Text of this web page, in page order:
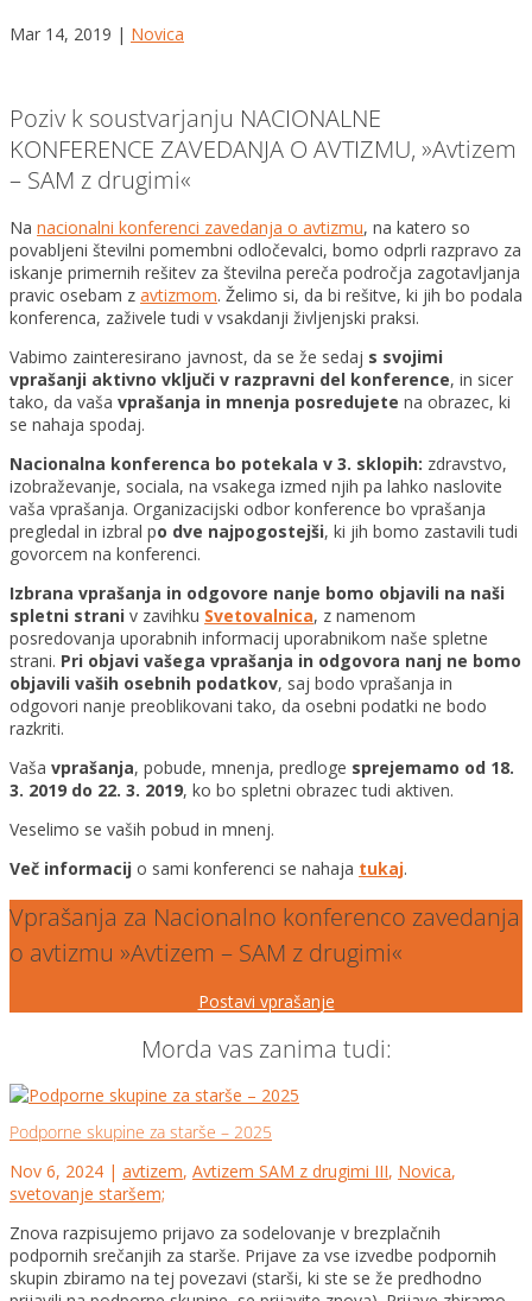
Mar 14, 2019 | Novica
Poziv k soustvarjanju NACIONALNE
KONFERENCE ZAVEDANJA O AVTIZMU, »Avtizem
– SAM z drugimi«
Na nacionalni konferenci zavedanja o avtizmu, na katero so
povabljeni številni pomembni odločevalci, bomo odprli razpravo za
iskanje primernih rešitev za številna pereča področja zagotavljanja
pravic osebam z avtizmom. Želimo si, da bi rešitve, ki jih bo podala
konferenca, zaživele tudi v vsakdanji življenjski praksi.
Vabimo zainteresirano javnost, da se že sedaj s svojimi
vprašanji aktivno vključi v razpravni del konference, in sicer
tako, da vaša vprašanja in mnenja posredujete na obrazec, ki
se nahaja spodaj.
Nacionalna konferenca bo potekala v 3. sklopih: zdravstvo,
izobraževanje, sociala, na vsakega izmed njih pa lahko naslovite
vaša vprašanja. Organizacijski odbor konference bo vprašanja
pregledal in izbral po dve najpogostejši, ki jih bomo zastavili tudi
govorcem na konferenci.
Izbrana vprašanja in odgovore nanje bomo objavili na naši
spletni strani v zavihku Svetovalnica, z namenom
posredovanja uporabnih informacij uporabnikom naše spletne
strani. Pri objavi vašega vprašanja in odgovora nanj ne bomo
objavili vaših osebnih podatkov, saj bodo vprašanja in
odgovori nanje preoblikovani tako, da osebni podatki ne bodo
razkriti.
Vaša vprašanja, pobude, mnenja, predloge sprejemamo od 18.
3. 2019 do 22. 3. 2019, ko bo spletni obrazec tudi aktiven.
Veselimo se vaših pobud in mnenj.
Več informacij o sami konferenci se nahaja tukaj.
Vprašanja za Nacionalno konferenco zavedanja
o avtizmu »Avtizem – SAM z drugimi«
Postavi vprašanje
Morda vas zanima tudi:
Podporne skupine za starše – 2025
Nov 6, 2024 | avtizem, Avtizem SAM z drugimi III, Novica,
svetovanje staršem;
Znova razpisujemo prijavo za sodelovanje v brezplačnih
podpornih srečanjih za starše. Prijave za vse izvedbe podpornih
skupin zbiramo na tej povezavi (starši, ki ste se že predhodno